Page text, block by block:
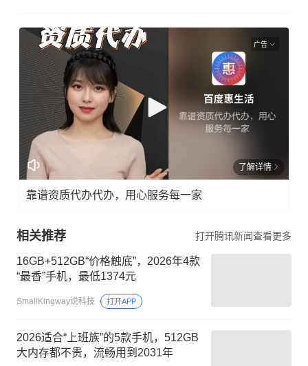
广告
了解详情
靠谱资质代办代办，用心服务每一家
相关推荐 打开腾讯新闻查看更多
16GB+512GB“价格触底”，2026年4款
“最香”手机，最低1374元
SmallKingway说科技 打开APP
2026适合“上班族”的5款手机，512GB
大内存都不贵，流畅用到2031年